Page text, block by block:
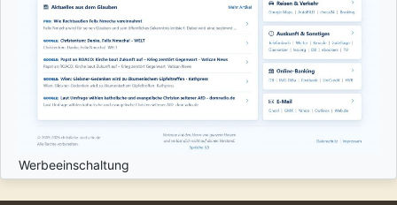
Werbeeinschaltung